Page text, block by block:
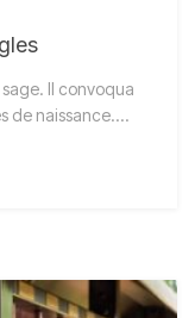
sage. Il convoqua
de naissance.…